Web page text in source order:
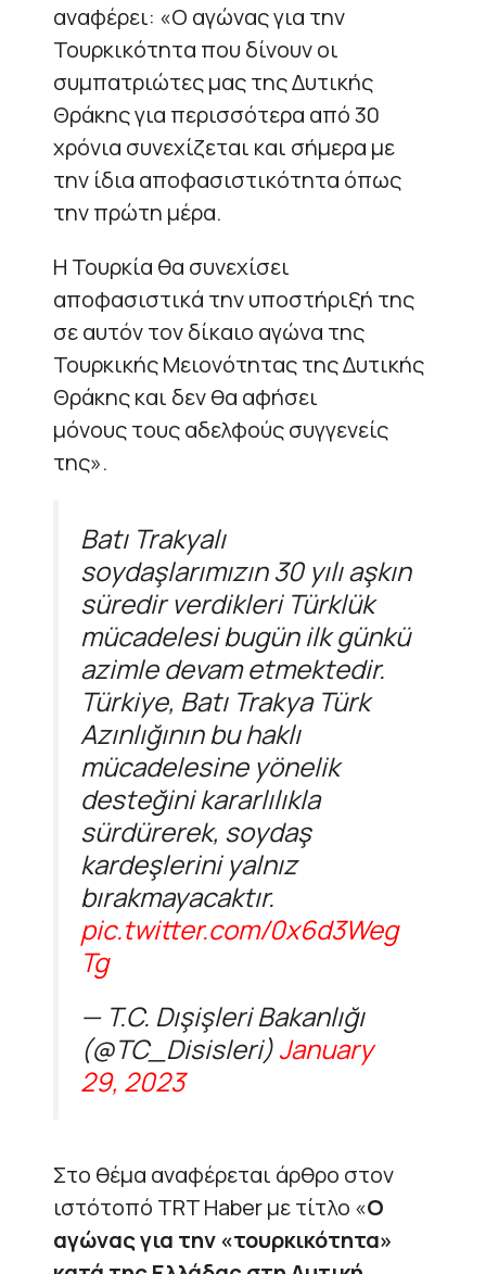
αναφέρει: «O αγώνας για την
Τουρκικότητα που δίνουν οι
συμπατριώτες μας της Δυτικής
Θράκης για περισσότερα από 30
χρόνια συνεχίζεται και σήμερα με
την ίδια αποφασιστικότητα όπως
την πρώτη μέρα.
Η Τουρκία θα συνεχίσει
αποφασιστικά την υποστήριξή της
σε αυτόν τον δίκαιο αγώνα της
Τουρκικής Μειονότητας της Δυτικής
Θράκης και δεν θα αφήσει
μόνουςτουςαδελφούςσυγγενείς
της».
Batı Trakyalı
soydaşlarımızın 30 yılı aşkın
süredir verdikleri Türklük
mücadelesi bugün ilk günkü
azimle devam etmektedir.
Türkiye, Batı Trakya Türk
Azınlığının bu haklı
mücadelesine yönelik
desteğini kararlılıkla
sürdürerek, soydaş
kardeşlerini yalnız
bırakmayacaktır.
pic.twitter.com/0x6d3Weg
Tg
— T.C. Dışişleri Bakanlığı
(@TC_Disisleri)January
29, 2023
Στο θέμα αναφέρεται άρθρο στον
ιστότοπό TRT Haber με τίτλο «Ο
αγώνας για την «τουρκικότητα»